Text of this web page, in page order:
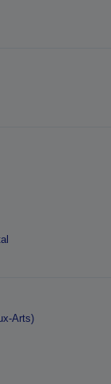
Arts)